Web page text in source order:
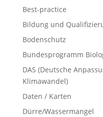
Best-practice
Bildung und
Bodenschutz
Bundesprogramm
DAS (Deutsche
Klimawandel)
Daten / Karten
Dürre/Wassermangel